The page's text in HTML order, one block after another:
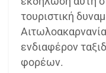
τουριστική
ενδιαφέρον
φορέων.